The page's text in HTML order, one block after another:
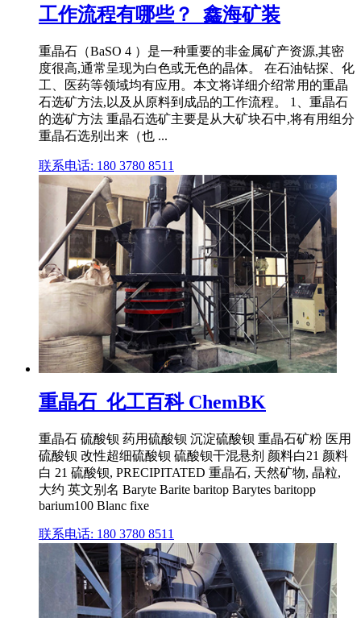
工作流程有哪些？_鑫海矿装
重晶石（BaSO 4 ）是一种重要的非金属矿产资源,其密
度很高,通常呈现为白色或无色的晶体。 在石油钻探、化
工、医药等领域均有应用。本文将详细介绍常用的重晶
石选矿方法,以及从原料到成品的工作流程。 1、重晶石
的选矿方法 重晶石选矿主要是从大矿块石中,将有用组分
重晶石选别出来（也 ...
联系电话: 180 3780 8511
重晶石_化工百科 ChemBK
重晶石 硫酸钡 药用硫酸钡 沉淀硫酸钡 重晶石矿粉 医用
硫酸钡 改性超细硫酸钡 硫酸钡干混悬剂 颜料白21 颜料
白 21 硫酸钡, PRECIPITATED 重晶石, 天然矿物, 晶粒,
大约 英文别名 Baryte Barite baritop Barytes baritopp
barium100 Blanc fixe
联系电话: 180 3780 8511